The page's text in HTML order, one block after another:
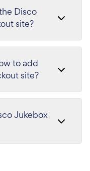
Disco
site?
to add
site?
Jukebox